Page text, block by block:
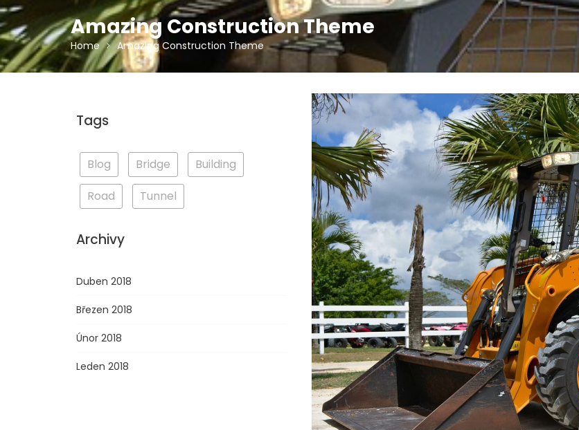
Amazing Construction Theme
Home Amazing Construction Theme
Tags
Blog Bridge
Building
Road
Tunnel
Archivy
Duben 2018
Březen 2018
Únor 2018
Leden 2018